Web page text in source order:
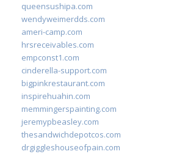
queensushipa.com
wendyweimerdds.com
ameri-camp.com
hrsreceivables.com
empconst1.com
cinderella-support.com
bigpinkrestaurant.com
inspirehuahin.com
memmingerspainting.com
jeremypbeasley.com
thesandwichdepotcos.com
drgiggleshouseofpain.com